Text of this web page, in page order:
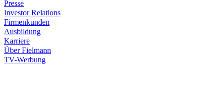
Presse
Investor Relations
Firmenkunden
Ausbildung
Karriere
Über Fielmann
TV-Werbung